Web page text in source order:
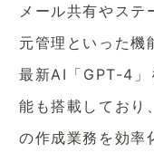
メール共有やス
元管理といった機
最新AI「GPT-4」
能も搭載しており
の作成業務を効率